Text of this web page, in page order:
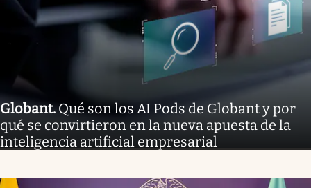
Globant.Qué son los AI Pods de Globant y por
qué se convirtieron en la nueva apuesta de la
inteligencia artificial empresarial